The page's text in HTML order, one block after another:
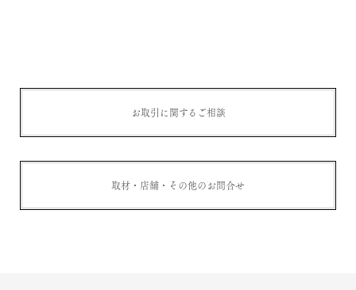
お取引に関するご相談
取材・店舗・その他のお問合せ